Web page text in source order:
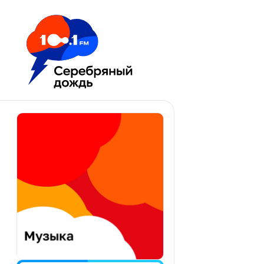
Москва 100.1 FM
Апатиты
Екатеринбург
Калининград
Калуга